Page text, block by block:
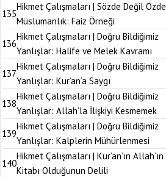
135
Hikmet Çalışmaları | Sözde Değil Özde
Müslümanlık: Faiz Örneği
136
Hikmet Çalışmaları | Doğru Bildiğimiz
Yanlışlar: Halife ve Melek Kavramı
137
Hikmet Çalışmaları | Doğru Bildiğimiz
Yanlışlar: Kur’an’a Saygı
138
Hikmet Çalışmaları | Doğru Bildiğimiz
Yanlışlar: Allah’la İlişkiyi Kesmemek
139
Hikmet Çalışmaları | Doğru Bildiğimiz
Yanlışlar: Kalplerin Mühürlenmesi
140
Hikmet Çalışmaları | Kur’an’ın Allah’ın
Kitabı Olduğunun Delili